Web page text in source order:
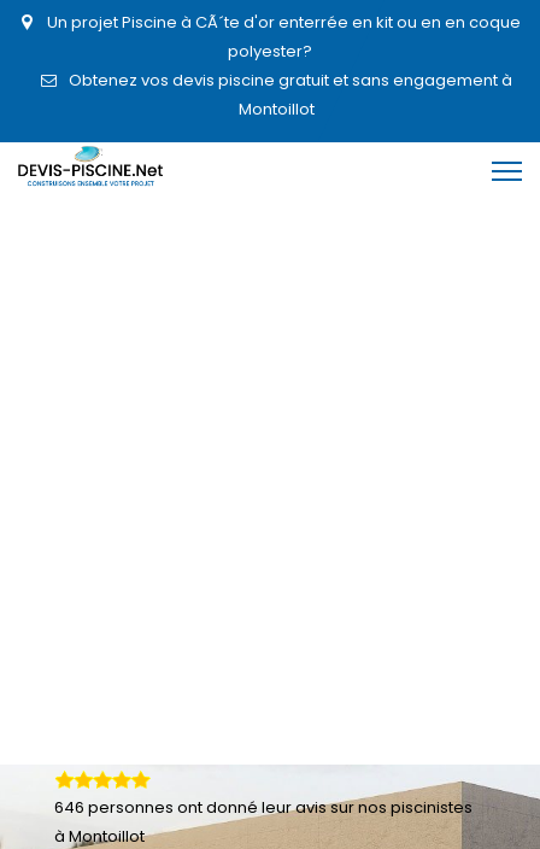
Un projet Piscine à CÃ´te d'or enterrée en kit ou en en coque
polyester?
Obtenez vos devis piscine gratuit et sans engagement à
Montoillot
646 personnes ont donné leuravis sur nos piscinistes
à Montoillot